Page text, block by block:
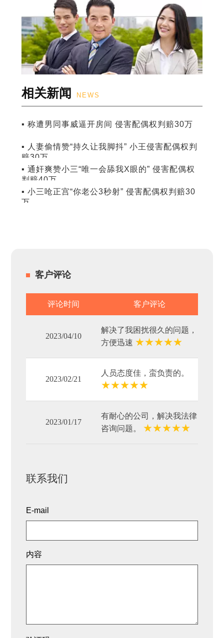
相关新闻 NEWS
▪ 称遭男同事威逼开房间 侵害配偶权判赔30万
▪ 人妻偷情赞“持久让我脚抖” 小王侵害配偶权判
赔30万
▪ 通奸爽赞小三“唯一会舔我X眼的” 侵害配偶权
判赔40万
▪ 小三呛正宫“你老公3秒射” 侵害配偶权判赔30
万
客户评论
评论时间 客户评论
2023/04/10
解决了我困扰很久的问题，
方便迅速 ★★★★★
2023/02/21
人员态度佳，蛮负责的。
★★★★★
2023/01/17
有耐心的公司，解决我法律
咨询问题。 ★★★★★
联系我们
E-mail
内容